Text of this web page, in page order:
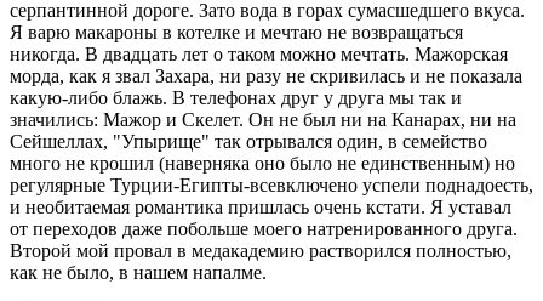
серпантинной дороге. Зато вода в горах сумасшедшего вкуса.
Я варю макароны в котелке и мечтаю не возвращаться
никогда. В двадцать лет о таком можно мечтать. Мажорская
морда, как я звал Захара, ни разу не скривилась и не показала
какую-либо блажь. В телефонах друг у друга мы так и
значились: Мажор и Скелет. Он не был ни на Канарах, ни на
Сейшеллах, "Упырище" так отрывался один, в семейство
много не крошил (наверняка оно было не единственным) но
регулярные Турции-Египты-всевключено успели поднадоесть,
и необитаемая романтика пришлась очень кстати. Я уставал
от переходов даже побольше моего натренированного друга.
Второй мой провал в медакадемию растворился полностью,
как не было, в нашем напалме.